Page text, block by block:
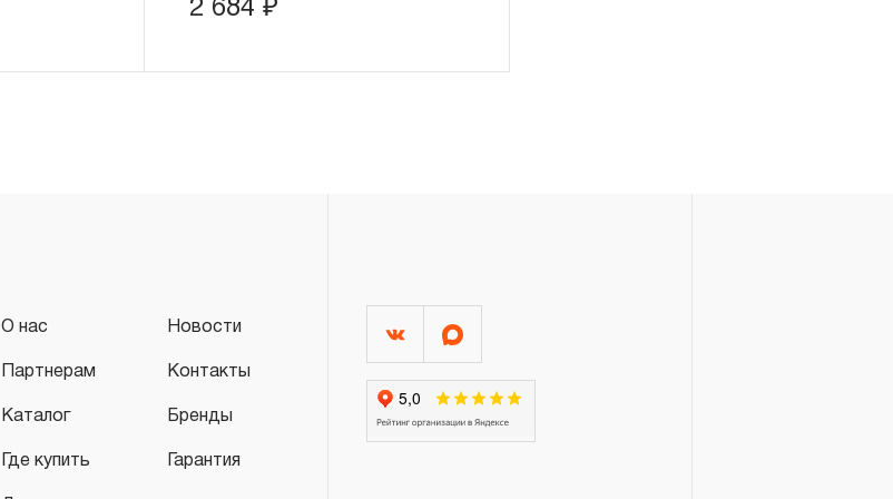
3.4.2 На измерительный и диагностический инструмент, включая
манометры, компрессометры, тестеры, рулетки, динамометрические
ограниченный срок гарантии в ДВЕНАДЦАТЬ месяцев, если не
2 684 ₽
О нас Новости
Партнерам Контакты
Каталог Бренды
Где купить Гарантия